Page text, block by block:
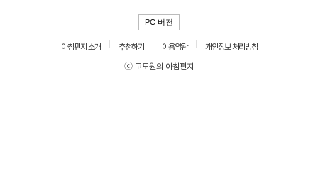
PC 버전
아침편지 소개 추천하기 이용약관
개인정보 처리방침
ⓒ 고도원의 아침편지